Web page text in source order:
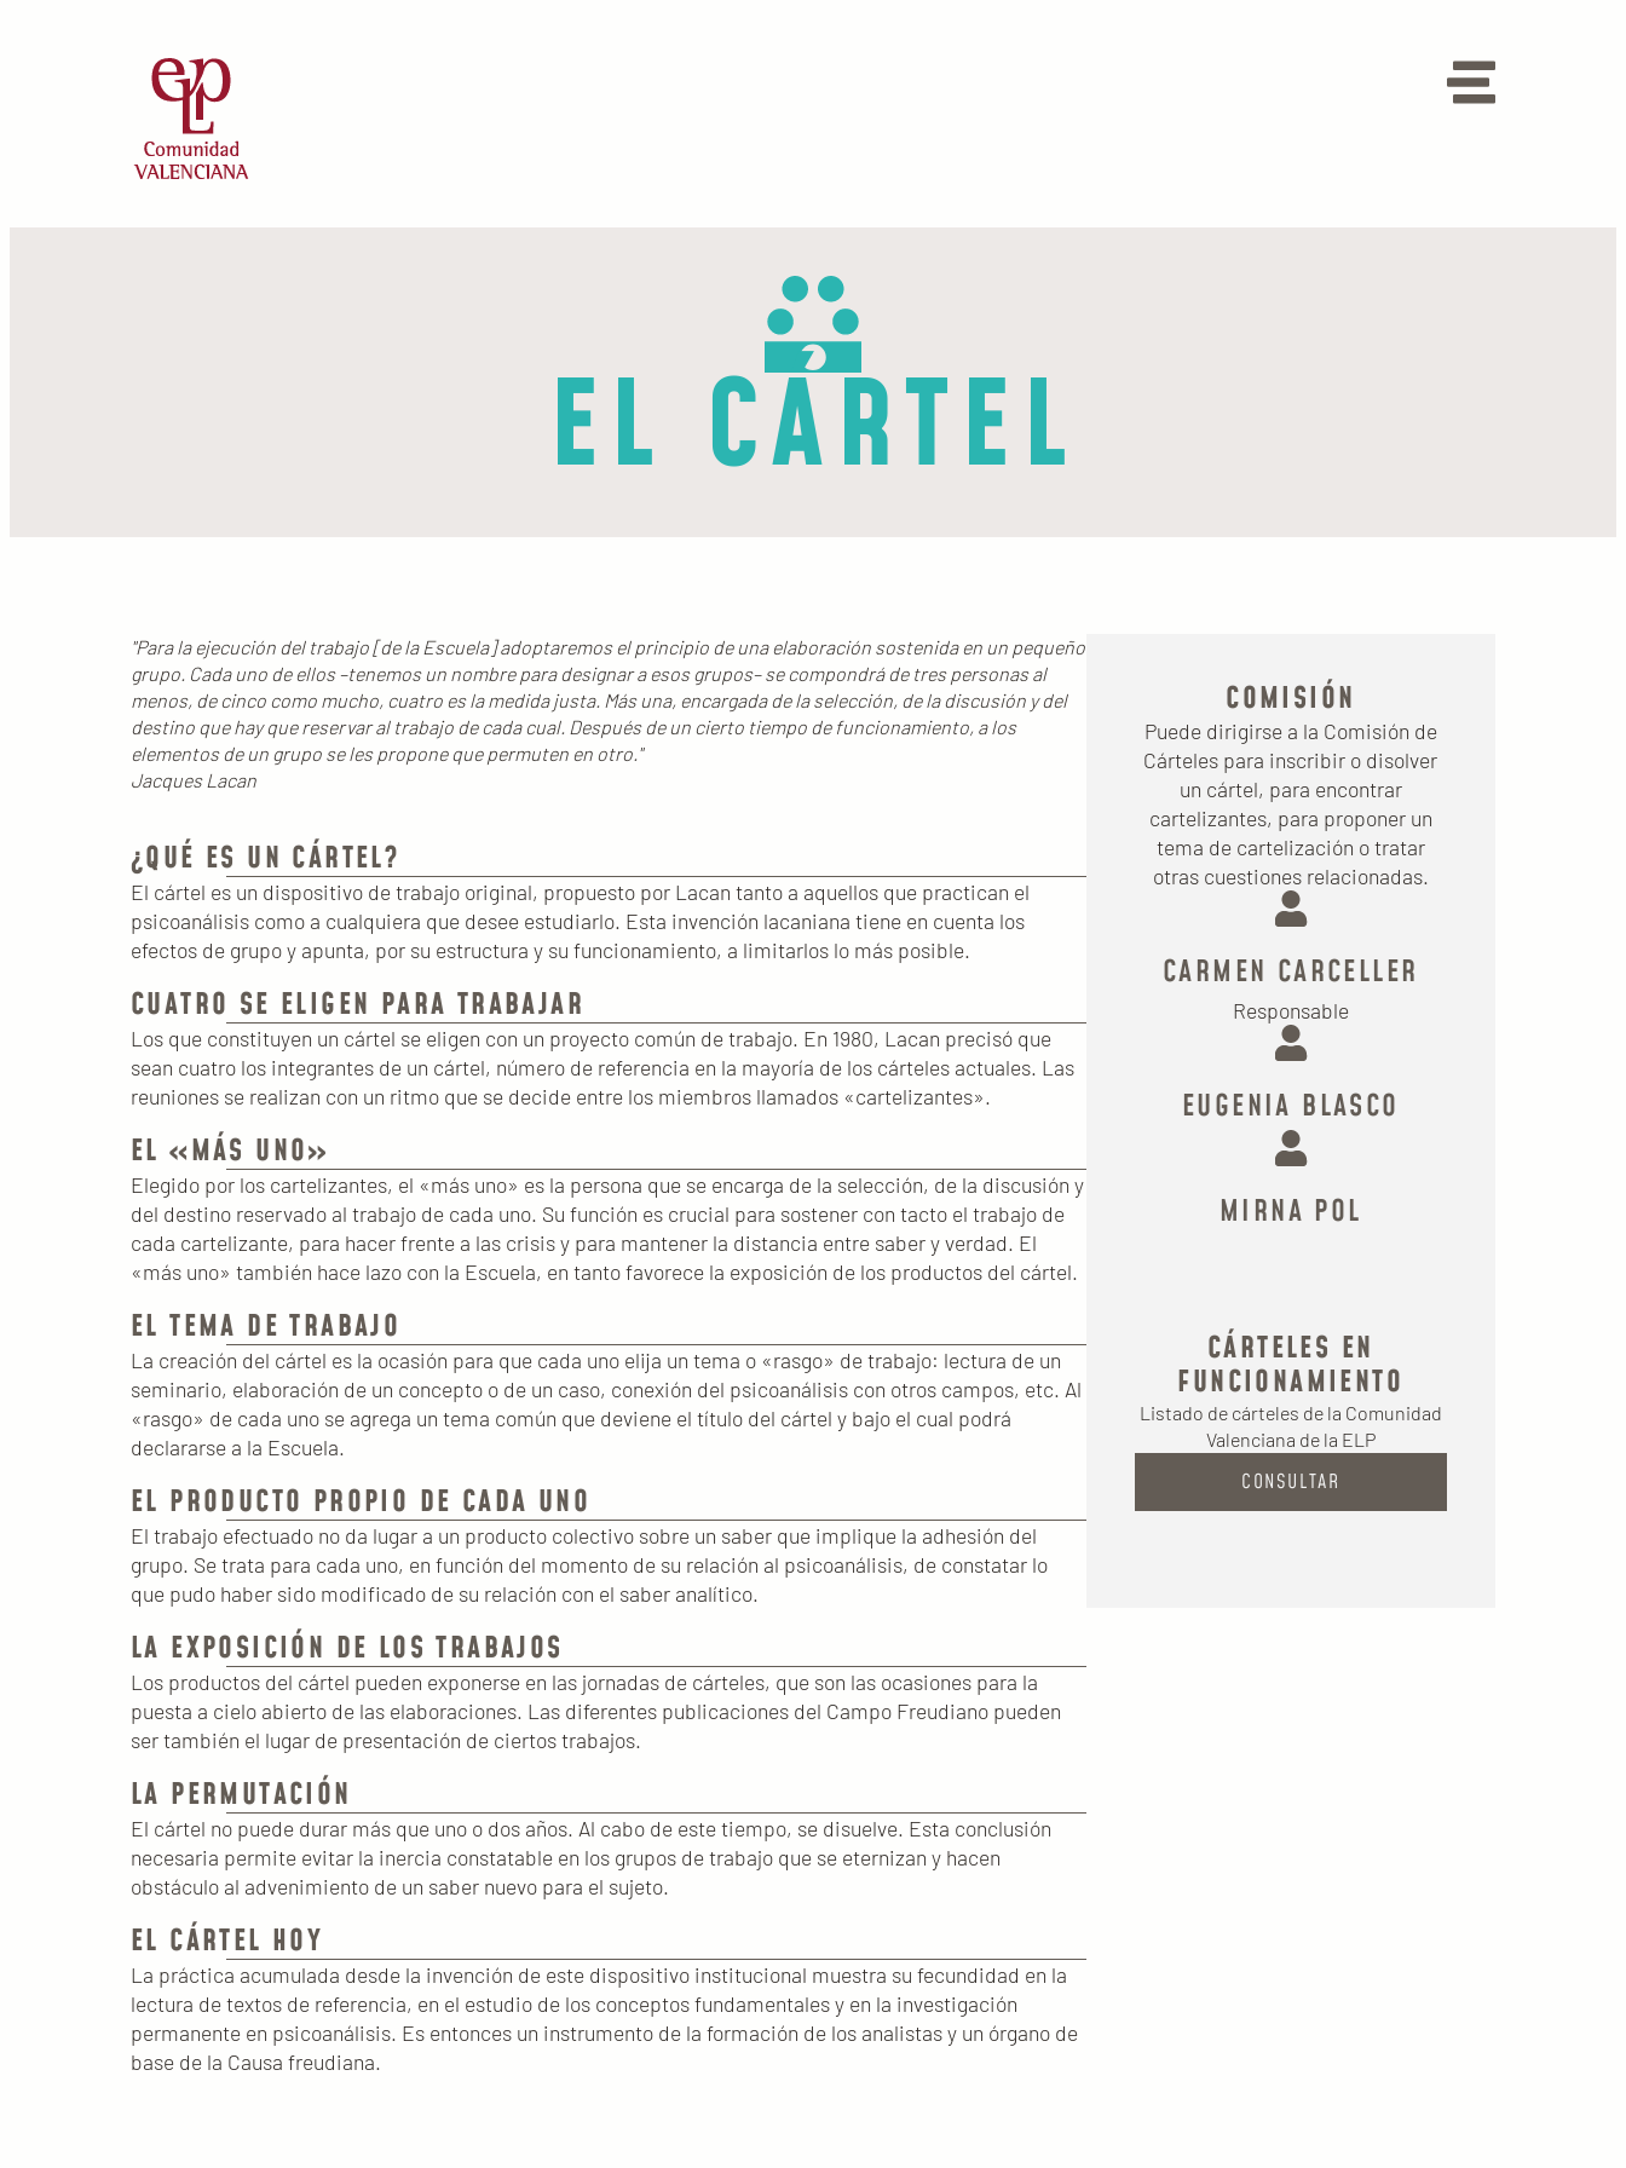
EL CÁRTEL
"Para la ejecución del trabajo [de la Escuela] adoptaremos el principio de una elaboración sostenida en un pequeño
grupo. Cada uno de ellos –tenemos un nombre para designar a esos grupos– se compondrá de tres personas al
menos, de cinco como mucho, cuatro es la medida justa. Más una, encargada de la selección, de la discusión y del
destino que hay que reservar al trabajo de cada cual. Después de un cierto tiempo de funcionamiento, a los
elementos de un grupo se les propone que permuten en otro."
Jacques Lacan
¿QUÉ ES UN CÁRTEL?
El cártel es un dispositivo de trabajo original, propuesto por Lacan tanto a aquellos que practican el
psicoanálisis como a cualquiera que desee estudiarlo. Esta invención lacaniana tiene en cuenta los
efectos de grupo y apunta, por su estructura y su funcionamiento, a limitarlos lo más posible.
CUATRO SE ELIGEN PARA TRABAJAR
Los que constituyen un cártel se eligen con un proyecto común de trabajo. En 1980, Lacan precisó que
sean cuatro los integrantes de un cártel, número de referencia en la mayoría de los cárteles actuales. Las
reuniones se realizan con un ritmo que se decide entre los miembros llamados «cartelizantes».
EL «MÁS UNO»
Elegido por los cartelizantes, el «más uno» es la persona que se encarga de la selección, de la discusión y
del destino reservado al trabajo de cada uno. Su función es crucial para sostener con tacto el trabajo de
cada cartelizante, para hacer frente a las crisis y para mantener la distancia entre saber y verdad. El
«más uno» también hace lazo con la Escuela, en tanto favorece la exposición de los productos del cártel.
EL TEMA DE TRABAJO
La creación del cártel es la ocasión para que cada uno elija un tema o «rasgo» de trabajo: lectura de un
seminario, elaboración de un concepto o de un caso, conexión del psicoanálisis con otros campos, etc. Al
«rasgo» de cada uno se agrega un tema común que deviene el título del cártel y bajo el cual podrá
declararse a la Escuela.
EL PRODUCTO PROPIO DE CADA UNO
El trabajo efectuado no da lugar a un producto colectivo sobre un saber que implique la adhesión del
grupo. Se trata para cada uno, en función del momento de su relación al psicoanálisis, de constatar lo
que pudo haber sido modificado de su relación con el saber analítico.
LA EXPOSICIÓN DE LOS TRABAJOS
Los productos del cártel pueden exponerse en las jornadas de cárteles, que son las ocasiones para la
puesta a cielo abierto de las elaboraciones. Las diferentes publicaciones del Campo Freudiano pueden
ser también el lugar de presentación de ciertos trabajos.
LA PERMUTACIÓN
El cártel no puede durar más que uno o dos años. Al cabo de este tiempo, se disuelve. Esta conclusión
necesaria permite evitar la inercia constatable en los grupos de trabajo que se eternizan y hacen
obstáculo al advenimiento de un saber nuevo para el sujeto.
EL CÁRTEL HOY
La práctica acumulada desde la invención de este dispositivo institucional muestra su fecundidad en la
lectura de textos de referencia, en el estudio de los conceptos fundamentales y en la investigación
permanente en psicoanálisis. Es entonces un instrumento de la formación de los analistas y un órgano de
base de la Causa freudiana.
COMISIÓN
Puede dirigirse a la Comisión de
Cárteles para inscribir o disolver
un cártel, para encontrar
cartelizantes, para proponer un
tema de cartelización o tratar
otras cuestiones relacionadas.
CARMEN CARCELLER
Responsable
EUGENIA BLASCO
MIRNA POL
CÁRTELES EN
FUNCIONAMIENTO
Listado de cárteles de la Comunidad
Valenciana de la ELP
CONSULTAR